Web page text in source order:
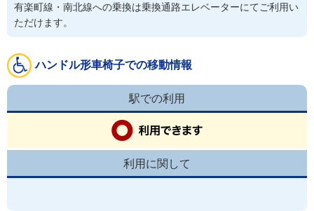
有楽町線・南北線への乗換は乗換通路エレベーターにてご利用い
ただけます。
ハンドル形車椅子での移動情報
駅での利用
利用に関して